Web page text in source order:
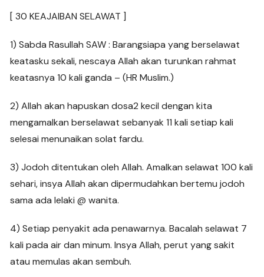
[ 30 KEAJAIBAN SELAWAT ]
1) Sabda Rasullah SAW : Barangsiapa yang berselawat
keatasku sekali, nescaya Allah akan turunkan rahmat
keatasnya 10 kali ganda – (HR Muslim.)
2) Allah akan hapuskan dosa2 kecil dengan kita
mengamalkan berselawat sebanyak 11 kali setiap kali
selesai menunaikan solat fardu.
3) Jodoh ditentukan oleh Allah. Amalkan selawat 100 kali
sehari, insya Allah akan dipermudahkan bertemu jodoh
sama ada lelaki @ wanita.
4) Setiap penyakit ada penawarnya. Bacalah selawat 7
kali pada air dan minum. Insya Allah, perut yang sakit
atau memulas akan sembuh.